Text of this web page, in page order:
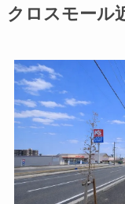
クロスモール